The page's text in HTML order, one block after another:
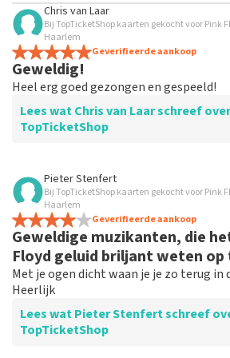
Chris van Laar
Bij TopTicketShop kaarten gekocht voor Pink
Haarlem
Geverifieerde aankoop
Geweldig!
Heel erg goed gezongen en gespeeld!
Lees wat Chris van Laar schreef over
TopTicketShop
Beoordeling van Chris van Laar over
Erg handig om tickets te
Pieter Stenfert
Bij TopTicketShop kaarten gekocht voor Pink
Haarlem
Geverifieerde aankoop
Geweldige muzikanten, die
Floyd geluid briljant weten op
Met je ogen dicht waan je je zo terug in
Heerlijk
Lees wat Pieter Stenfert schreef
TopTicketShop